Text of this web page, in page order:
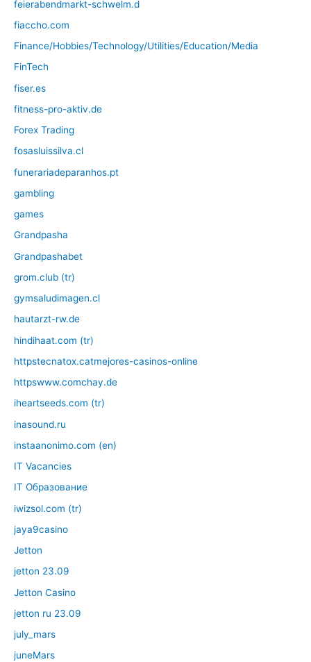
feierabendmarkt-schwelm.d
fiaccho.com
Finance/Hobbies/Technology/Utilities/Education/Media
FinTech
fiser.es
fitness-pro-aktiv.de
Forex Trading
fosasluissilva.cl
funerariadeparanhos.pt
gambling
games
Grandpasha
Grandpashabet
grom.club (tr)
gymsaludimagen.cl
hautarzt-rw.de
hindihaat.com (tr)
httpstecnatox.catmejores-casinos-online
httpswww.comchay.de
iheartseeds.com (tr)
inasound.ru
instaanonimo.com (en)
IT Vacancies
IT Образование
iwizsol.com (tr)
jaya9casino
Jetton
jetton 23.09
Jetton Casino
jetton ru 23.09
july_mars
juneMars